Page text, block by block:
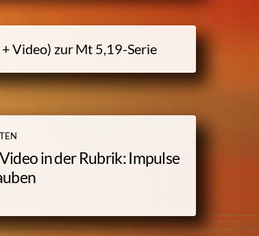
Video) zurMt 5,19-Serie
in der Rubrik: Impulse